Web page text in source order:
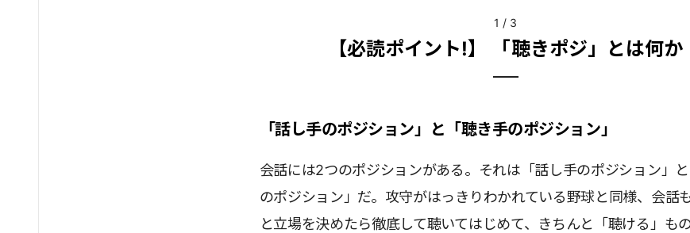
1 / 3
【必読ポイント!】 「聴きポジ」とは何か
「話し手のポジション」と「聴き手のポジション」
会話には2つのポジションがある。それは「話し手のポジション」
のポジション」だ。攻守がはっきりわかれている野球と同様、会話も
と立場を決めたら徹底して聴いてはじめて、きちんと「聴ける」もの